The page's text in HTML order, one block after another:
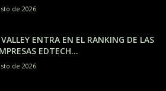
de 2026
ENTRA EN EL RANKING DE LAS
EDTECH...
de 2026